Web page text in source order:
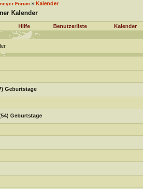
Forum» Kalender
Kalender
Hilfe Benutzerliste Kalender
Geburtstage
Geburtstage